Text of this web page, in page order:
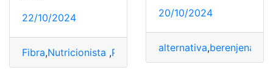
22/10/2024
Fibra,Nutricionista ,Pasta ,Saludable,tipo
20/10/2024
alternativa,berenjenas